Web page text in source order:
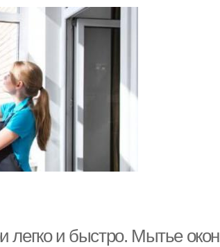
легко и быстро. Мытье окон